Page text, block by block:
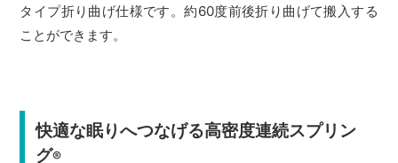
タイプ折り曲げ仕様です。約60度前後折り曲げて搬入する
ことができます。
快適な眠りへつなげる高密度連続スプリン
グ®